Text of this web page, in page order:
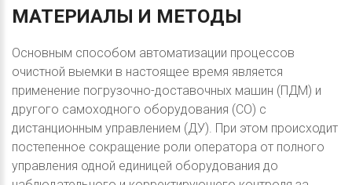
МАТЕРИАЛЫ И МЕТОДЫ
Основным способом автоматизации процессов
очистной выемки в настоящее время является
применение погрузочно-доставочных машин (ПДМ) и
другого самоходного оборудования (СО) с
дистанционным управлением (ДУ). При этом происходит
постепенное сокращение роли оператора от полного
управления одной единицей оборудования до